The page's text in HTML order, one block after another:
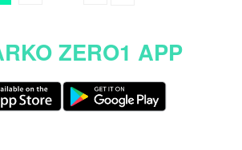
ZERO1 APP